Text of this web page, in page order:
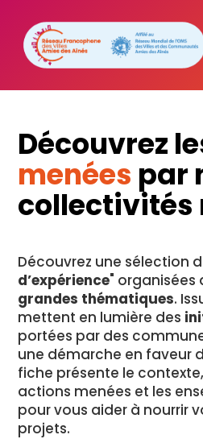
Découvrez
menées par
collectivités
Découvrez une sélection
d’expérience" organisées
grandes thématiques.
mettent en lumière des
portées par des
une démarche en faveur
fiche présente le
actions menées et les
pour vous aider à nourrir
projets.